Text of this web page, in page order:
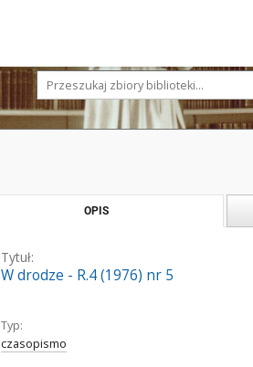
OPIS
Tytuł:
W drodze - R.4 (1976) nr 5
Typ:
czasopismo